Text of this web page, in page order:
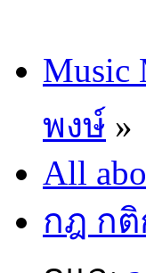
Music
พงษ์ »
All
กฎ ก